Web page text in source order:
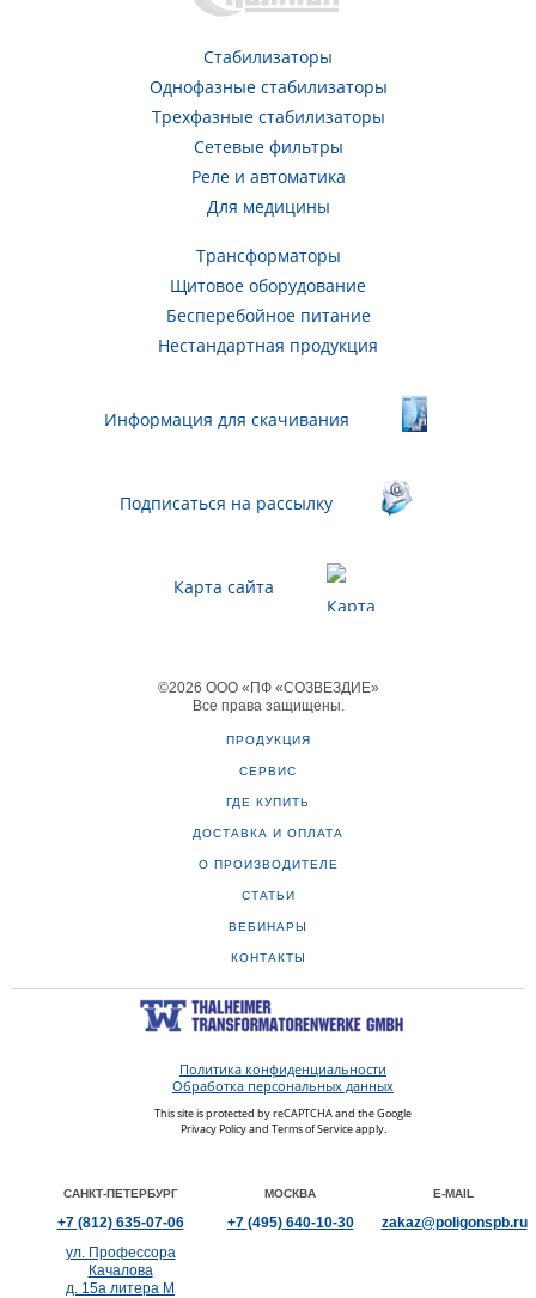
Стабилизаторы
Однофазные стабилизаторы
Трехфазные стабилизаторы
Сетевые фильтры
Реле и автоматика
Для медицины
Трансформаторы
Щитовое оборудование
Бесперебойное питание
Нестандартная продукция
Информация для скачивания
Подписаться на рассылку
Карта сайта
©2026 ООО «ПФ «СОЗВЕЗДИЕ»
Все права защищены.
ПРОДУКЦИЯ
СЕРВИС
ГДЕ КУПИТЬ
ДОСТАВКА И ОПЛАТА
О ПРОИЗВОДИТЕЛЕ
СТАТЬИ
ВЕБИНАРЫ
КОНТАКТЫ
Политика конфиденциальности
Обработка персональных данных
This site is protected by reCAPTCHA and the Google
Privacy Policyand Terms of Serviceapply.
САНКТ-ПЕТЕРБУРГ
+7 (812)635-07-06
ул. Профессора
Качалова
д. 15а литера М
МОСКВА
+7 (495)640-10-30
E-MAIL
zakaz@poligonspb.ru